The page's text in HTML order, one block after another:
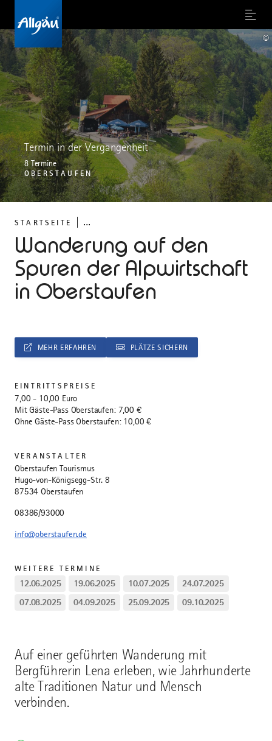
Menu
STARTSEITE ...
Wanderung auf den
Spuren der Alpwirtschaft
in Oberstaufen
Termin in der Vergangenheit
8 Termine
OBERSTAUFEN
©
Auf einer geführten Wanderung mit
Bergführerin Lena erleben, wie Jahrhunderte
alte Traditionen Natur und Mensch
verbinden.
MEHR ERFAHREN PLÄTZE SICHERN
EINTRITTSPREISE
7,00 - 10,00 Euro
Mit Gäste-Pass Oberstaufen: 7,00 €
Ohne Gäste-Pass Oberstaufen: 10,00 €
VERANSTALTER
Oberstaufen Tourismus
Hugo-von-Königsegg-Str. 8
87534 Oberstaufen
08386/93000
info@oberstaufen.de
WEITERE TERMINE
12.06.2025 19.06.2025 10.07.2025
24.07.2025
07.08.2025
04.09.2025 25.09.2025 09.10.2025